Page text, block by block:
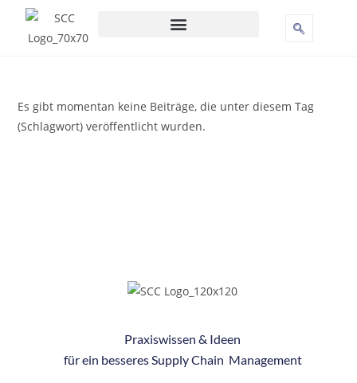
Es gibt momentan keine Beiträge, die unter diesem Tag
(Schlagwort) veröffentlicht wurden.
Praxiswissen & Ideen
für ein besseres Supply Chain Management